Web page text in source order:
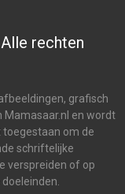
rechten
grafisch
Mamasaar.nl en wordt
toegestaan om de
schriftelijke
verspreiden of op